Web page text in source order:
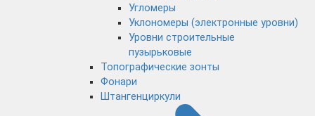
Угломеры
Уклономеры (электронные уровни)
Уровни строительные
пузырьковые
Топографические зонты
Фонари
Штангенциркули